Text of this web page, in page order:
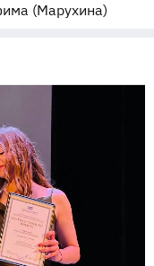
(Марухина)